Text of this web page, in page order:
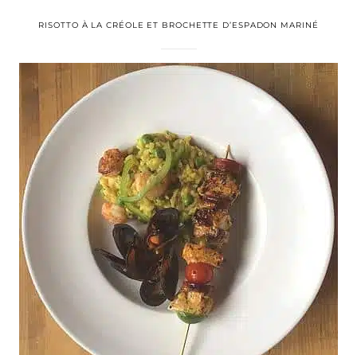
RISOTTO À LA CRÉOLE ET BROCHETTE D’ESPADON MARINÉ